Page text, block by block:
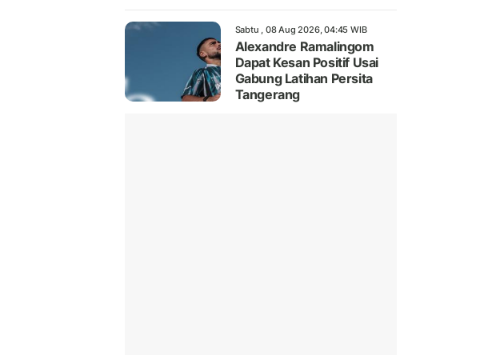
Sabtu , 08 Aug 2026, 04:45 WIB
Alexandre Ramalingom
Dapat Kesan Positif Usai
Gabung Latihan Persita
Tangerang